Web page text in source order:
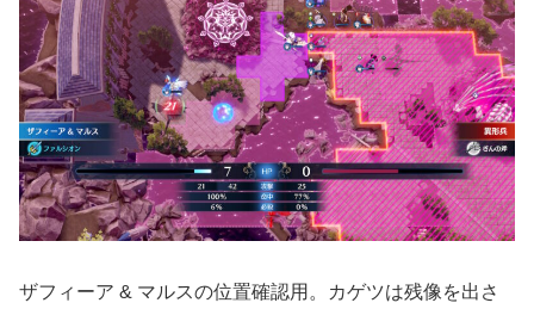
ザフィーア & マルスの位置確認用。カゲツは残像を出さ